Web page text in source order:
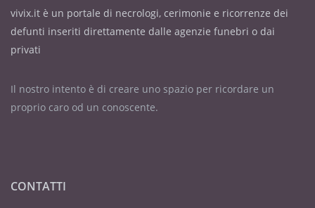
vivix.it è un portale di necrologi, cerimonie e ricorrenze dei
defunti inseriti direttamente dalle agenzie funebri o dai
privati
Il nostro intento è di creare uno spazio per ricordare un
proprio caro od un conoscente.
CONTATTI